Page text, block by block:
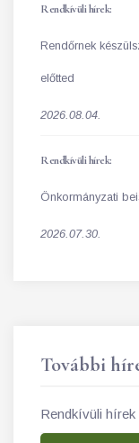
Rendkívüli hírek:
Rendőrnek
előtted
2026.08.04.
Rendkívüli hírek:
Önkormányzati
2026.07.30.
További
Rendkívüli hírek